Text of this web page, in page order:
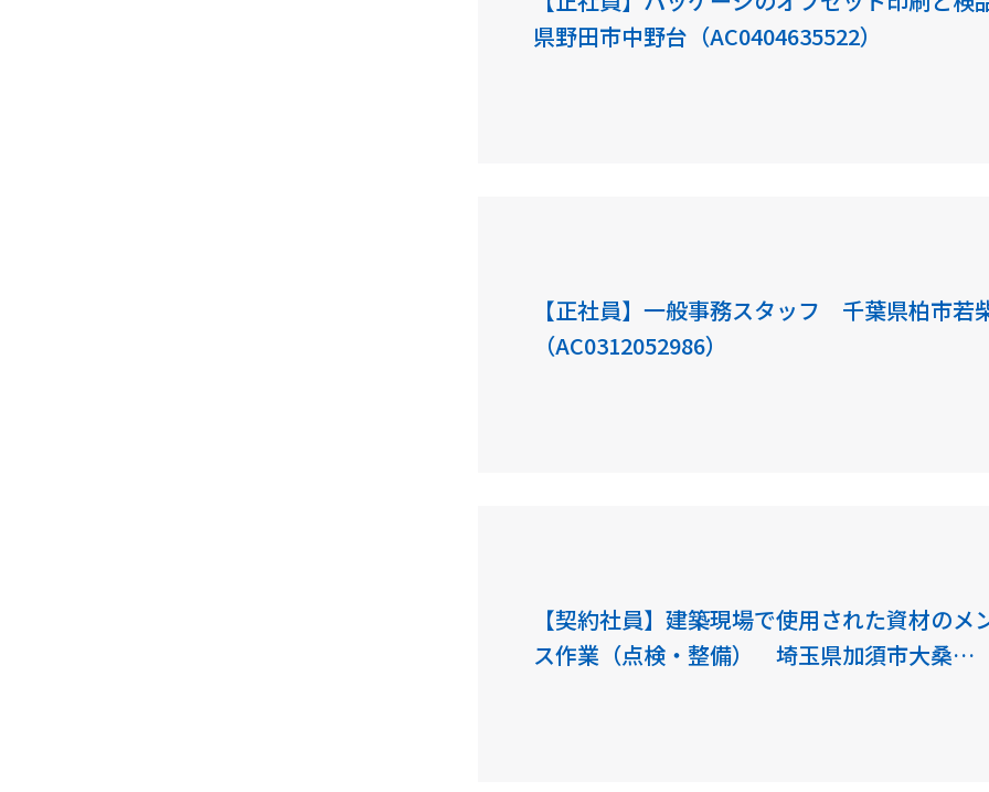
県野田市中野台（AC0404635522）
【正社員】一般事務スタッフ 千葉県柏市若
（AC0312052986）
【契約社員】建築現場で使用された資材のメ
ス作業（点検・整備） 埼玉県加須市大桑